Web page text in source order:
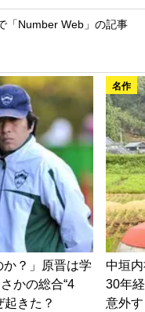
「Number Web」の記事
か？」原晋は学
かの総合“4
きた？
名作
中垣
30年
意外